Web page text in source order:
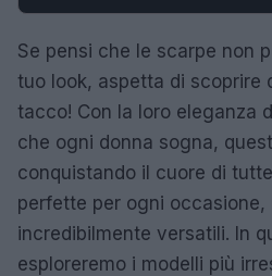
Se pensi che le scarpe non
tuo look, aspetta di scoprire
tacco! Con la loro eleganza
che ogni donna sogna,
conquistando il cuore di
perfette per ogni occasione,
incredibilmente versatili. In
esploreremo i modelli più